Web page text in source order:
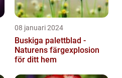
08 januari 2024
Buskiga palettblad -
Naturens färgexplosion
för ditt hem